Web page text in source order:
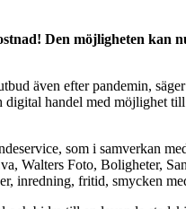
Den möjligheten kan
även efter pandemin,
handel med möjlighet
som i samverkan
Walters Foto, Boligheter,
inredning, fritid, smycken